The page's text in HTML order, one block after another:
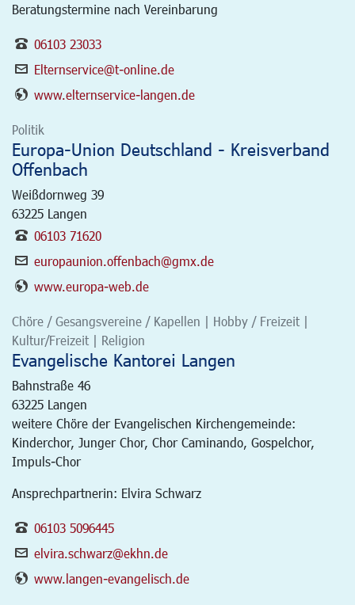
Beratungstermine nach Vereinbarung
06103 23033
Elternservice@t-online.de
www.elternservice-langen.de
Politik
Europa-Union Deutschland - Kreisverband
Offenbach
Weißdornweg 39
63225 Langen
06103 71620
europaunion.offenbach@gmx.de
www.europa-web.de
Chöre / Gesangsvereine / Kapellen | Hobby / Freizeit |
Kultur/Freizeit | Religion
Evangelische Kantorei Langen
Bahnstraße 46
63225 Langen
weitere Chöre der Evangelischen Kirchengemeinde:
Kinderchor, Junger Chor, Chor Caminando, Gospelchor,
Impuls-Chor
Ansprechpartnerin: Elvira Schwarz
06103 5096445
elvira.schwarz@ekhn.de
www.langen-evangelisch.de